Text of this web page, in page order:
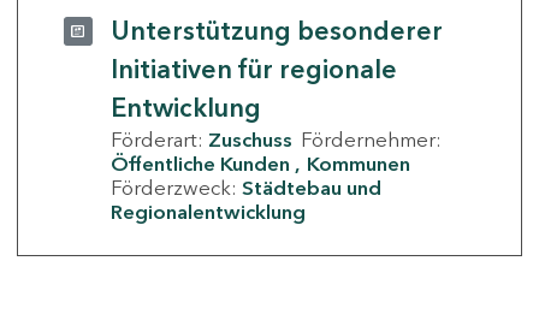
Unterstützung besonderer
Initiativen für regionale
Entwicklung
Förderart: Zuschuss Fördernehmer:
Öffentliche Kunden
Kommunen
Förderzweck: Städtebau und
Regionalentwicklung